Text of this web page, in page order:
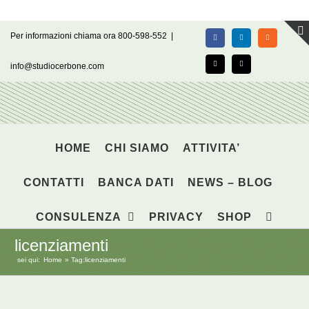
contenuto
Per informazioni chiama ora 800-598-552
info@studiocerbone.com
FacebookLinkedIn Rss
X Email
HOME CHI SIAMO ATTIVITA’
CONTATTI BANCA DATI NEWS – BLOG
CONSULENZA PRIVACY SHOP
licenziamenti
sei qui: Home Tag:licenziamenti